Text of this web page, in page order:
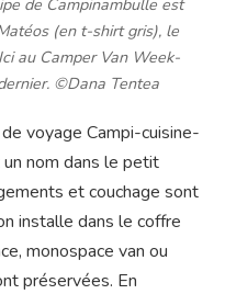
(en t-shirt gris), le
au Camper Van Week-
©Dana Tentea
voyage Campi-cuisine-
un nom dans le petit
et couchage sont
installe dans le coffre
monospace van ou
préservées. En